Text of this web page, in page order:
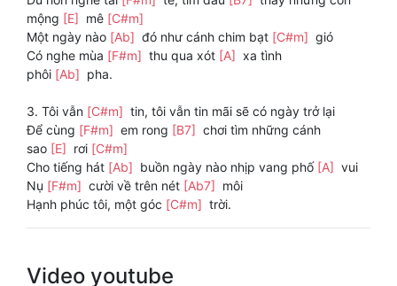
mộng [E] mê [C#m]
Một ngày nào [Ab] đó như cánh chim bạt [C#m] gió
Có nghe mùa [F#m] thu qua xót [A] xa tình
phôi [Ab] pha.
3. Tôi vẫn [C#m] tin, tôi vẫn tin mãi sẽ có ngày trở lại
Để cùng [F#m] em rong [B7] chơi tìm những cánh
sao [E] rơi [C#m]
Cho tiếng hát [Ab] buồn ngày nào nhịp vang phố [A] vui
Nụ [F#m] cười về trên nét [Ab7] môi
Hạnh phúc tôi, một góc [C#m] trời.
Video youtube